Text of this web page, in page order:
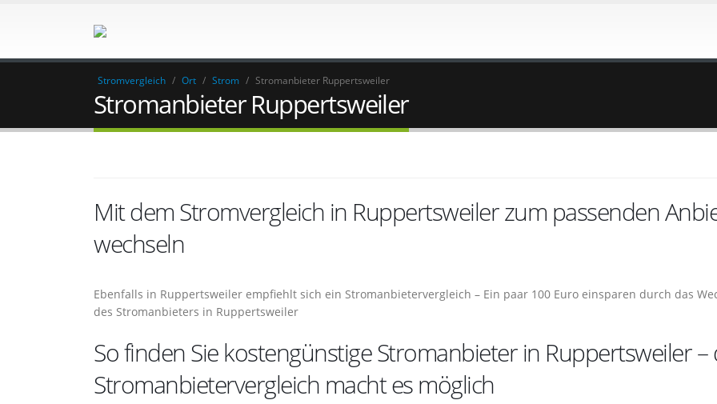
Stromvergleich / Ort / Strom / Stromanbieter Ruppertsweiler
Stromanbieter Ruppertsweiler
Mit dem Stromvergleich in Ruppertsweiler zum passenden
wechseln
Ebenfalls in Ruppertsweiler empfiehlt sich ein Stromanbietervergleich – Ein paar 100 Euro einsparen durch das
des Stromanbieters in Ruppertsweiler
So finden Sie kostengünstige Stromanbieter in Ruppertsweiler –
Stromanbietervergleich macht es möglich